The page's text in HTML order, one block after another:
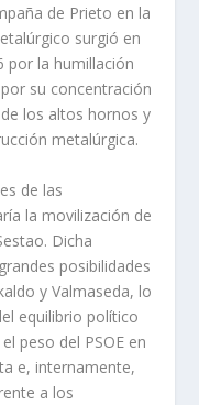
de Prieto en la
surgió en
por la humillación
su concentración
los altos hornos y
metalúrgica.
de las
la movilización de
Dicha
posibilidades
y Valmaseda, lo
equilibrio polí­ti­co
peso del PSOE en
e, internamente,
a los